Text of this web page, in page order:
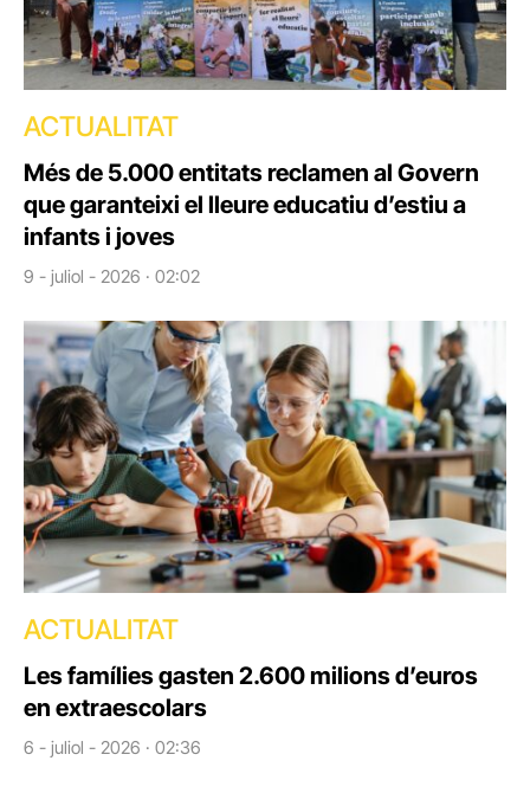
ACTUALITAT
Més de 5.000 entitats reclamen al Govern
que garanteixi el lleure educatiu d’estiu a
infants i joves
9 - juliol - 2026 · 02:02
ACTUALITAT
Les famílies gasten 2.600 milions d’euros
en extraescolars
6 - juliol - 2026 · 02:36